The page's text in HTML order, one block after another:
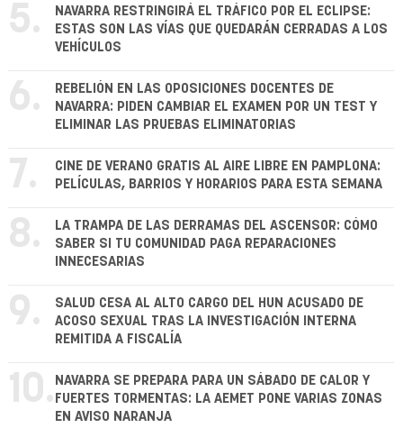
5.
NAVARRA RESTRINGIRÁ EL TRÁFICO POR EL ECLIPSE:
ESTAS SON LAS VÍAS QUE QUEDARÁN CERRADAS A LOS
VEHÍCULOS
6.
REBELIÓN EN LAS OPOSICIONES DOCENTES DE
NAVARRA: PIDEN CAMBIAR EL EXAMEN POR UN TEST Y
ELIMINAR LAS PRUEBAS ELIMINATORIAS
7.
CINE DE VERANO GRATIS AL AIRE LIBRE EN PAMPLONA:
PELÍCULAS, BARRIOS Y HORARIOS PARA ESTA SEMANA
8.
LA TRAMPA DE LAS DERRAMAS DEL ASCENSOR: CÓMO
SABER SI TU COMUNIDAD PAGA REPARACIONES
INNECESARIAS
9.
SALUD CESA AL ALTO CARGO DEL HUN ACUSADO DE
ACOSO SEXUAL TRAS LA INVESTIGACIÓN INTERNA
REMITIDA A FISCALÍA
10. NAVARRA SE PREPARA PARA UN SÁBADO DE CALOR Y
FUERTES TORMENTAS: LA AEMET PONE VARIAS ZONAS
EN AVISO NARANJA